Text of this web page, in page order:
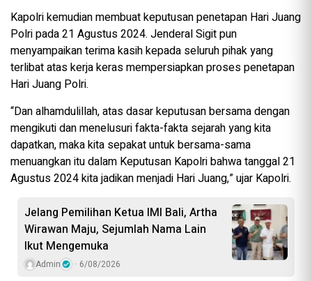
Kapolri kemudian membuat keputusan penetapan Hari Juang
Polri pada 21 Agustus 2024. Jenderal Sigit pun
menyampaikan terima kasih kepada seluruh pihak yang
terlibat atas kerja keras mempersiapkan proses penetapan
Hari Juang Polri.
“Dan alhamdulillah, atas dasar keputusan bersama dengan
mengikuti dan menelusuri fakta-fakta sejarah yang kita
dapatkan, maka kita sepakat untuk bersama-sama
menuangkan itu dalam Keputusan Kapolri bahwa tanggal 21
Agustus 2024 kita jadikan menjadi Hari Juang,” ujar Kapolri.
Jelang Pemilihan Ketua IMI Bali, Artha
Wirawan Maju, Sejumlah Nama Lain
Ikut Mengemuka
Admin 6/08/2026